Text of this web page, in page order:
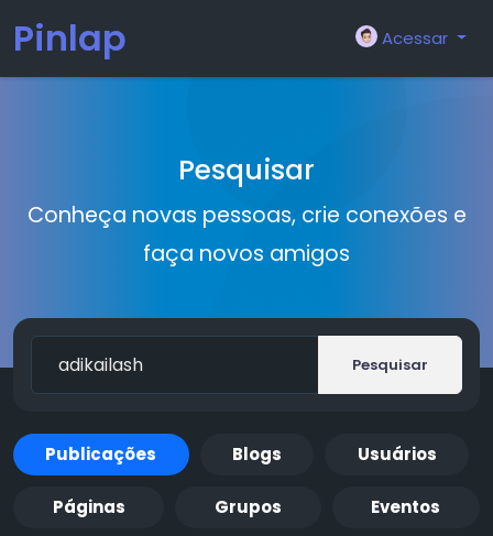
Pinlap Acessar
Pesquisar
Conheça novas pessoas, crie conexões e
faça novos amigos
Pesquisar
Publicações Blogs Usuários
Páginas Grupos Eventos